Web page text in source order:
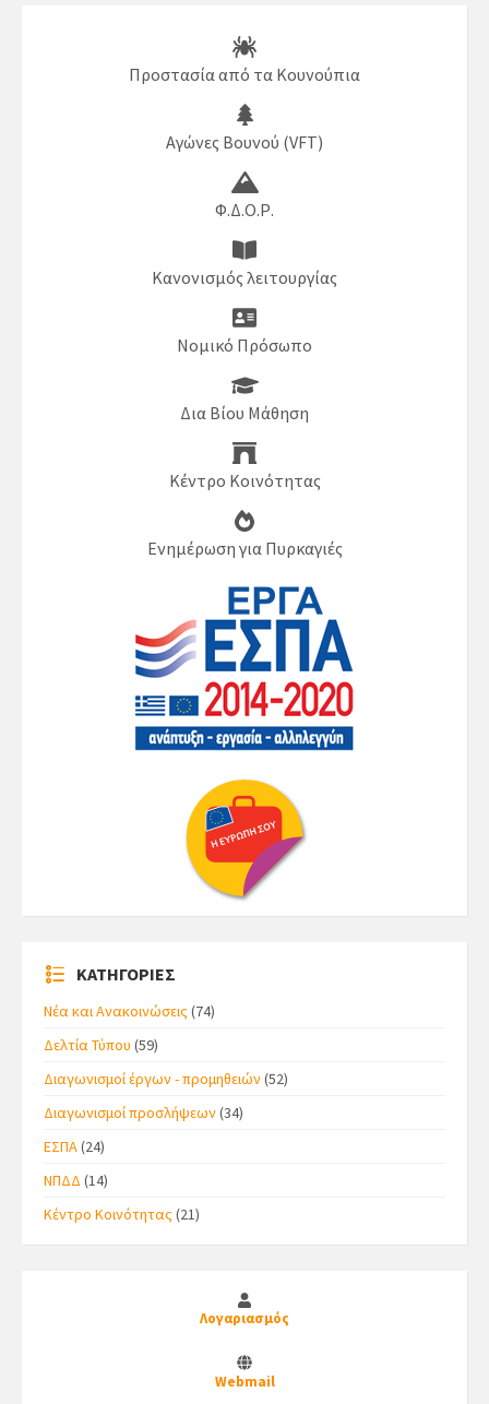
Προστασία από τα Κουνούπια
Αγώνες Βουνού (VFT)
Φ.Δ.Ο.Ρ.
Κανονισμός λειτουργίας
Νομικό Πρόσωπο
Δια Βίου Μάθηση
Κέντρο Κοινότητας
Ενημέρωση για Πυρκαγιές
ΚΑΤΗΓΟΡΙΕΣ
Νέα και Ανακοινώσεις(74)
Δελτία Τύπου (59)
Διαγωνισμοί έργων - προμηθειών(52)
Διαγωνισμοί προσλήψεων(34)
ΕΣΠΑ(24)
ΝΠΔΔ (14)
Κέντρο Κοινότητας(21)
Λογαριασμός
Webmail